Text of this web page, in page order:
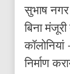
सुभाष नगर
बिना
निर्माण